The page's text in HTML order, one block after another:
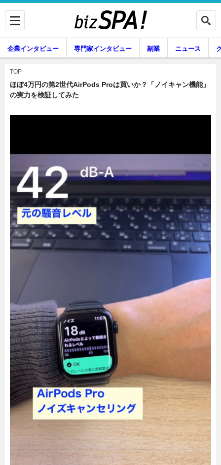
グルメ スキル
暮らし エンタメ
企業インタビュー 専門家インタビュー 副業 ニュース
暮らし
TOP
ほぼ4万円の第2世代AirPods Proは買いか？「ノイキャン機能」
の実力を検証してみた